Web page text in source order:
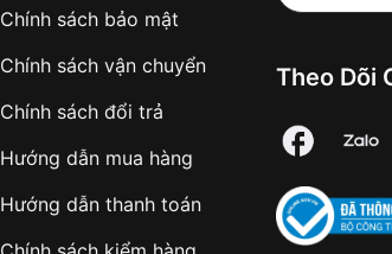
Chính sách bảo mật
Chính sách vận chuyển
Chính sách đổi trả
Hướng dẫn mua hàng
Hướng dẫn thanh toán
Theo Dõi